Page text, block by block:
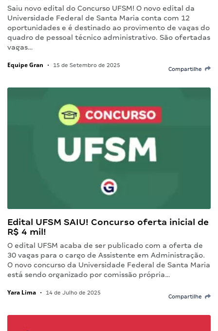
Saiu novo edital do Concurso UFSM! O novo edital da
Universidade Federal de Santa Maria conta com 12
oportunidades e é destinado ao provimento de vagas do
quadro de pessoal técnico administrativo. São ofertadas
vagas…
Equipe Gran • 15 de Setembro de 2025
Compartilhe
Edital UFSM SAIU! Concurso oferta inicial de
R$ 4 mil!
O edital UFSM acaba de ser publicado com a oferta de
30 vagas para o cargo de Assistente em Administração.
O novo concurso da Universidade Federal de Santa Maria
está sendo organizado por comissão própria…
Yara Lima • 14 de Julho de 2025
Compartilhe